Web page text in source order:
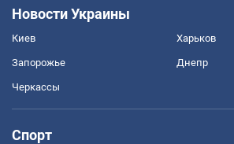
Новости Украины
Киев Харьков
Запорожье Днепр
Черкассы
Спорт